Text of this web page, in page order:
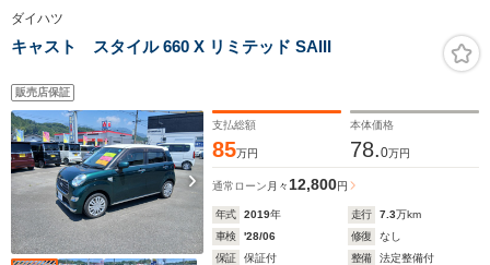
ダイハツ
キャスト スタイル 660 X リミテッド SAIII
販売店保証
支払総額
85万円
本体価格
78.0万円
通常ローン 月々 12,800円
年式 2019年 走行 7.3万km
車検
'28/06 修復
なし
保証
保証付 整備
法定整備付